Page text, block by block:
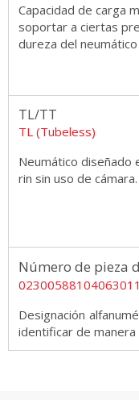
Capacidad de carga
soportar a ciertas
dureza del
TL/TT
TL (Tubeless)
Neumático diseñado
rin sin uso de cámara.
Número de pieza
Designación
identificar de manera